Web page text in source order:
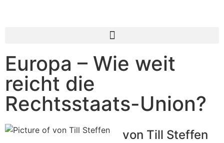
Europa – Wie weit
reicht die
Rechtsstaats-Union?
von Till Steffen